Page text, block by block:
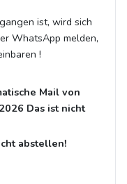
ist, wird sich
WhatsApp melden,
!
Mail von
Das ist nicht
abstellen!